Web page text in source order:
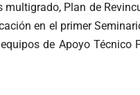
Plan de
en el primer
de Apoyo Técnico